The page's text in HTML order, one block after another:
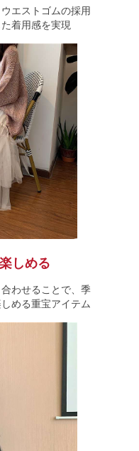
エストゴムの採用
着用感を実現
しめる
わせることで、季
める重宝アイテム